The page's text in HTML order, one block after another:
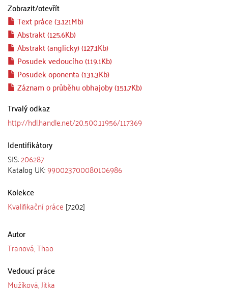
Zobrazit/otevřít
Text práce (3.121Mb)
Abstrakt (125.6Kb)
Abstrakt (anglicky) (127.1Kb)
Posudek vedoucího (119.1Kb)
Posudek oponenta (131.3Kb)
Záznam o průběhu obhajoby (151.7Kb)
Trvalý odkaz
http://hdl.handle.net/20.500.11956/117369
Identifikátory
SIS:206287
Katalog UK:990023700080106986
Kolekce
Kvalifikační práce [7202]
Autor
Tranová, Thao
Vedoucí práce
Mužíková, Jitka